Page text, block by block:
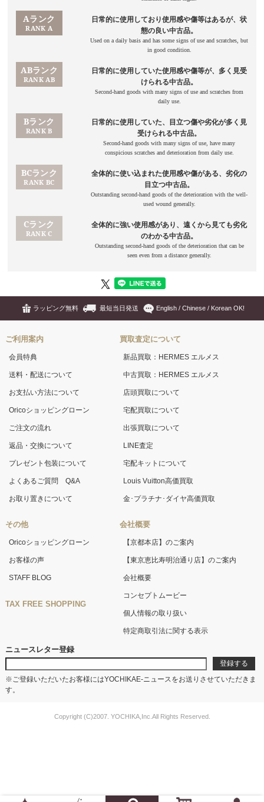
ラッピング無料 最短当日発送 English / Chinese / Korean OK!
ご利用案内
会員特典
送料・配送について
お支払い方法について
Oricoショッピングローン
ご注文の流れ
返品・交換について
プレゼント包装について
よくあるご質問 Q&A
お取り置きについて
その他
Oricoショッピングローン
お客様の声
STAFF BLOG
TAX FREE SHOPPING
買取査定について
新品買取：HERMES エルメス
中古買取：HERMES エルメス
店頭買取について
宅配買取について
出張買取について
LINE査定
宅配キットについて
Louis Vuitton高価買取
金･プラチナ･ダイヤ高価買取
会社概要
【京都本店】のご案内
【東京恵比寿明治通り店】のご案内
会社概要
コンセプトムービー
個人情報の取り扱い
特定商取引法に関する表示
ニュースレター登録
※ご登録いただいたお客様にはYOCHIKAE-ニュースをお送りさせていただきま
す。
Copyright (C)2007. YOCHIKA,Inc.All Rights Reserved.